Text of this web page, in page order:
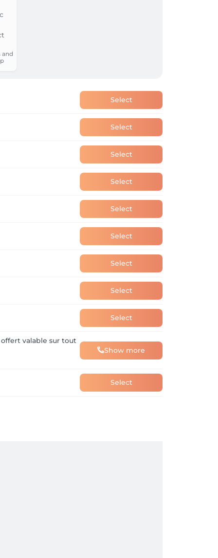
bon massage pour vous détendre et
and
Select
Select
Select
Select
Select
Select
Select
Select
Select
offert valable sur tout
Show more
Select